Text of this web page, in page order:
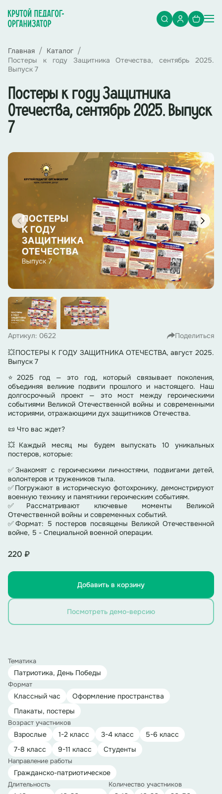
Главная
Каталог
Постеры к году Защитника Отечества, сентябрь 2025.
Выпуск 7
Постеры к году Защитника
Отечества, сентябрь 2025. Выпуск
7
Артикул: 0622
Поделиться
💥ПОСТЕРЫ К ГОДУ ЗАЩИТНИКА ОТЕЧЕСТВА, август 2025.
Выпуск 7
⭐2025 год — это год, который связывает поколения,
объединяя великие подвиги прошлого и настоящего. Наш
долгосрочный проект — это мост между героическими
событиями Великой Отечественной войны и современными
историями, отражающими дух защитников Отечества.
📜 Что вас ждет?
💥Каждый месяц мы будем выпускать 10 уникальных
постеров, которые:
✅Знакомят с героическими личностями, подвигами детей,
волонтеров и тружеников тыла.
✅Погружают в историческую фотохронику, демонстрируют
военную технику и памятники героическим событиям.
✅Рассматривают ключевые моменты Великой
Отечественной войны и современных событий.
✅Формат: 5 постеров посвящены Великой Отечественной
войне, 5 - Специальной военной операции.
220 ₽
Добавить в корзину
Посмотреть демо-версию
Тематика
Патриотика, День Победы
Формат
Классный час
Оформление пространства
Плакаты, постеры
Возраст участников
Взрослые 1-2 класс 3-4 класс
5-6 класс
7-8 класс
9-11 класс Студенты
Направление работы
Гражданско-патриотическое
Длительность Количество участников